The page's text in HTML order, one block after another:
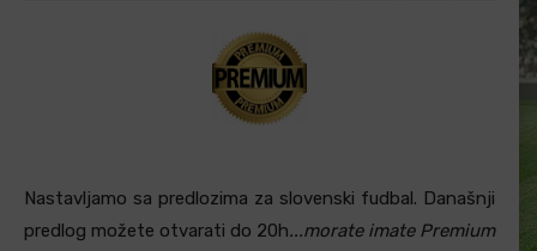
Nastavljamo sa predlozima za slovenski fudbal. Današnji
predlog možete otvarati do 20h...morate imate Premium